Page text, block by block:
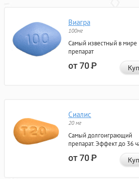
Виагра
100мг
Самый известный в мире
препарат
от 70Р
Сиалис
20 мг
Самый долгоиграющий
препарат. Эффект до 36
от 70Р